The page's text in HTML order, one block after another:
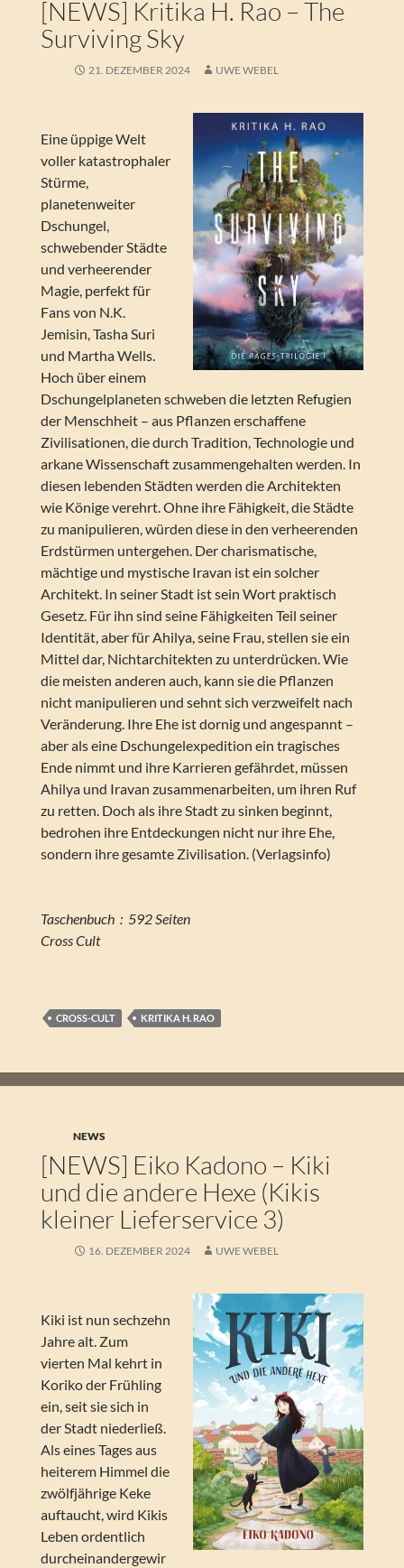
[NEWS] Kritika H. Rao – The
Surviving Sky
21. DEZEMBER 2024 UWE WEBEL
Eine üppige Welt
voller katastrophaler
Stürme,
planetenweiter
Dschungel,
schwebender Städte
und verheerender
Magie, perfekt für
Fans von N.K.
Jemisin, Tasha Suri
und Martha Wells.
Hoch über einem
Dschungelplaneten schweben die letzten Refugien
der Menschheit – aus Pflanzen erschaffene
Zivilisationen, die durch Tradition, Technologie und
arkane Wissenschaft zusammengehalten werden. In
diesen lebenden Städten werden die Architekten
wie Könige verehrt. Ohne ihre Fähigkeit, die Städte
zu manipulieren, würden diese in den verheerenden
Erdstürmen untergehen. Der charismatische,
mächtige und mystische Iravan ist ein solcher
Architekt. In seiner Stadt ist sein Wort praktisch
Gesetz. Für ihn sind seine Fähigkeiten Teil seiner
Identität, aber für Ahilya, seine Frau, stellen sie ein
Mittel dar, Nichtarchitekten zu unterdrücken. Wie
die meisten anderen auch, kann sie die Pflanzen
nicht manipulieren und sehnt sich verzweifelt nach
Veränderung. Ihre Ehe ist dornig und angespannt –
aber als eine Dschungelexpedition ein tragisches
Ende nimmt und ihre Karrieren gefährdet, müssen
Ahilya und Iravan zusammenarbeiten, um ihren Ruf
zu retten. Doch als ihre Stadt zu sinken beginnt,
bedrohen ihre Entdeckungen nicht nur ihre Ehe,
sondern ihre gesamte Zivilisation. (Verlagsinfo)
Taschenbuch ‏ : ‎ 592 Seiten
Cross Cult
CROSS-CULT KRITIKA H. RAO
NEWS
[NEWS] Eiko Kadono – Kiki
und die andere Hexe (Kikis
kleiner Lieferservice 3)
16. DEZEMBER 2024 UWE WEBEL
Kiki ist nun sechzehn
Jahre alt. Zum
vierten Mal kehrt in
Koriko der Frühling
ein, seit sie sich in
der Stadt niederließ.
Als eines Tages aus
heiterem Himmel die
zwölfjährige Keke
auftaucht, wird Kikis
Leben ordentlich
durcheinandergewir